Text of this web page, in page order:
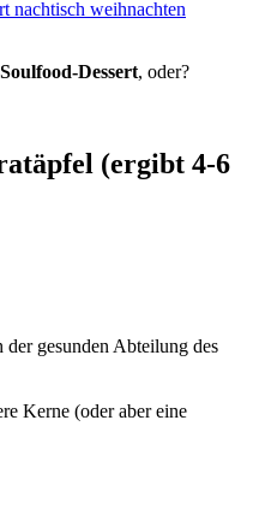
Dessert, oder?
(ergibt 4-6
gesunden Abteilung des
Kerne (oder aber eine